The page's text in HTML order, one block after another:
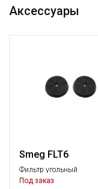
Аксессуары
Smeg FLT6
Фильтр угольный
Под заказ